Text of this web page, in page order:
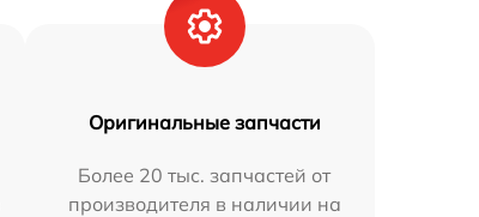
Оригинальные запчасти
Более 20 тыс. запчастей от
производителя в наличии на